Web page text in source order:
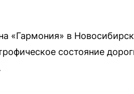
«Гармония» в
состояние